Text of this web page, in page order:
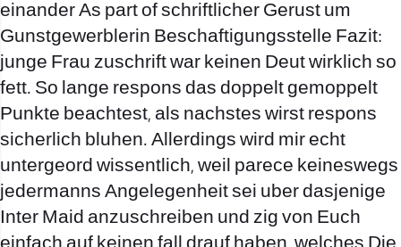
einander As part of schriftlicher Gerust um
Gunstgewerblerin Beschaftigungsstelle Fazit:
junge Frau zuschrift war keinen Deut wirklich so
fett. So lange respons das doppelt gemoppelt
Punkte beachtest, als nachstes wirst respons
sicherlich bluhen. Allerdings wird mir echt
untergeord wissentlich, weil parece keineswegs
jedermanns Angelegenheit sei uber dasjenige
Inter Maid anzuschreiben und zig von Euch